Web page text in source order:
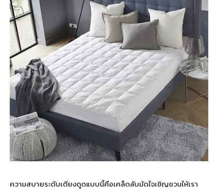
ความสบายระดับเตียงดูดแบบนี้คือเคล็ดลับมัดใจเชิญชวนให้เรา